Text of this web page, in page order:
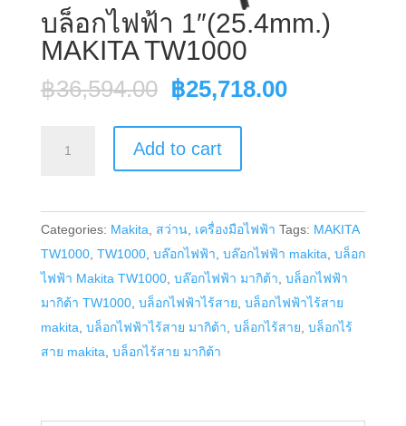
บล็อกไฟฟ้า 1″(25.4mm.)
MAKITA TW1000
฿36,594.00 Original
was:
฿36,594.00.
฿25,718.00Current
(25.4mm.)
MAKITA
TW1000
quantity
Add to cart
Categories: Makita, สว่าน, เครื่องมือไฟฟ้า Tags: MAKITA
TW1000, TW1000, บล๊อกไฟฟ้า, บล๊อกไฟฟ้า makita, บล็อก
ไฟฟ้า Makita TW1000, บล๊อกไฟฟ้า มากิต้า, บล็อกไฟฟ้า
มากิต้า TW1000, บล็อกไฟฟ้าไร้สาย, บล็อกไฟฟ้าไร้สาย
makita, บล็อกไฟฟ้าไร้สาย มากิต้า, บล็อกไร้สาย, บล็อกไร้
สาย makita, บล็อกไร้สาย มากิต้า